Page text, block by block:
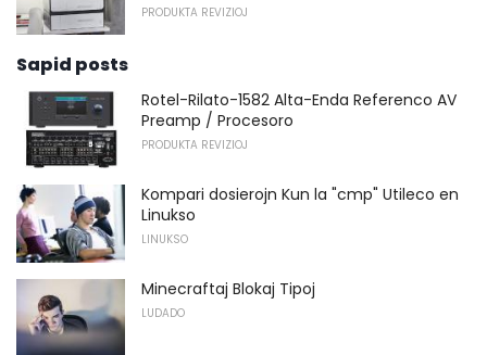
PRODUKTA REVIZIOJ
Sapid posts
Rotel-Rilato-1582 Alta-Enda Referenco AV
Preamp / Procesoro
PRODUKTA REVIZIOJ
Kompari dosierojn Kun la "cmp" Utileco en
Linukso
LINUKSO
Minecraftaj Blokaj Tipoj
LUDADO